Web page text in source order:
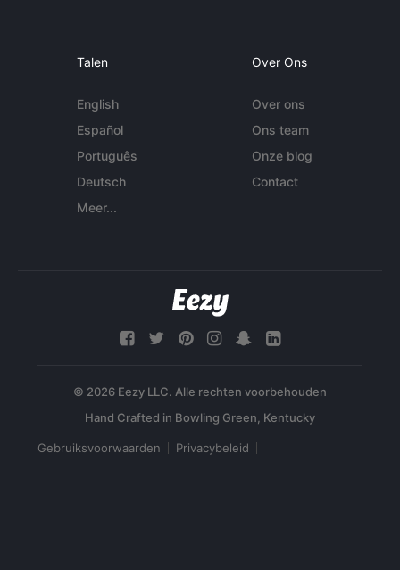
Talen
English
Español
Português
Deutsch
Meer...
Over Ons
Over ons
Ons team
Onze blog
Contact
© 2026 Eezy LLC. Alle rechten voorbehouden
Gebruiksvoorwaarden Privacybeleid